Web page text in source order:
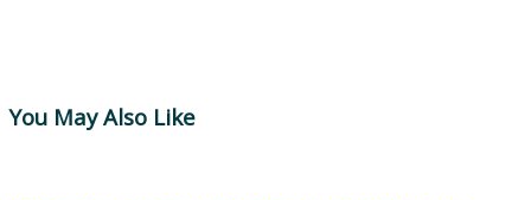
You May Also Like